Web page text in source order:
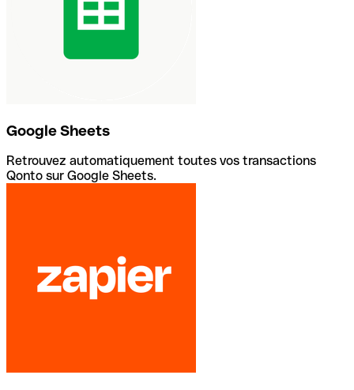
Google Sheets
Retrouvez automatiquement toutes vos transactions
Qonto sur Google Sheets.